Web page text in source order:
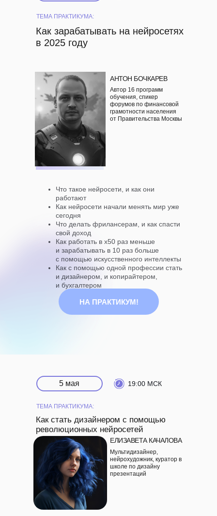
Как зарабатывать на нейросетях
в 2025 году
Что такое нейросети, и как они
работают
Как нейросети начали менять мир уже
сегодня
Что делать фрилансерам, и как спасти
свой доход
Как работать в х50 раз меньше
и зарабатывать в 10 раз больше
с помощью искусственного интеллекты
Как с помощью одной профессии стать
и дизайнером, и копирайтером,
и бухгалтером
АНТОН БОЧКАРЕВ
ТЕМА ПРАКТИКУМА:
Автор 16 программ
обучения, спикер
форумов по финансовой
грамотности населения
от Правительства Москвы
НА ПРАКТИКУМ!
5 мая
Как стать дизайнером с помощью
революционных нейросетей
ЕЛИЗАВЕТА КАЧАЛОВА
ТЕМА ПРАКТИКУМА:
Мультидизайнер,
нейрохудожник, куратор в
школе по дизайну
презентаций
19:00 МСК